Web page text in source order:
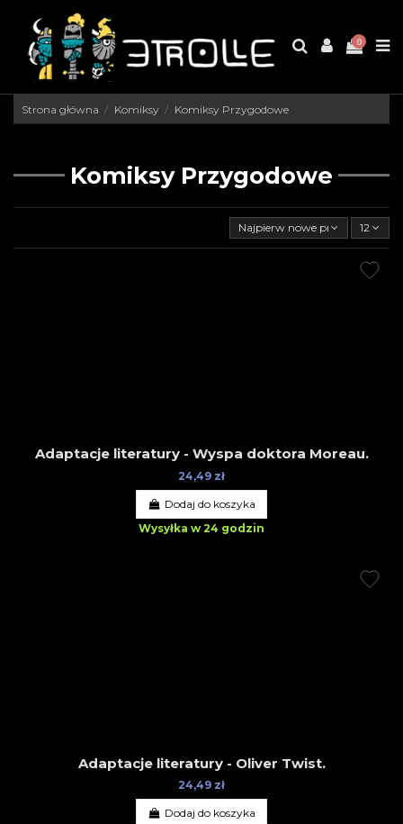
0
Strona główna Komiksy Komiksy Przygodowe
Komiksy Przygodowe
Najpierw nowe produkty12
Adaptacje literatury - Wyspa doktora Moreau.
24,49 zł
Dodaj do koszyka
Wysyłka w 24 godzin
Adaptacje literatury - Oliver Twist.
24,49 zł
Dodaj do koszyka